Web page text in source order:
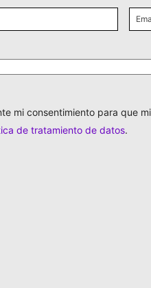
mi consentimiento para que
de tratamiento de datos.